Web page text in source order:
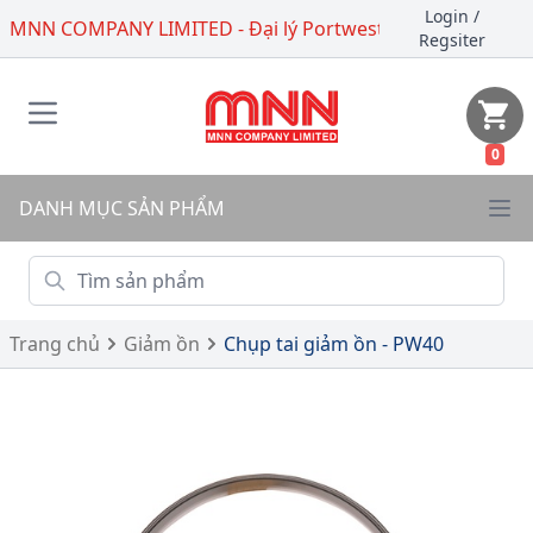
MNN COMPANY LIMITED - Đại lý Portwest Login /
Regsiter
0
DANH MỤC SẢN PHẨM
Trang chủ Giảm ồn Chụp tai giảm ồn - PW40